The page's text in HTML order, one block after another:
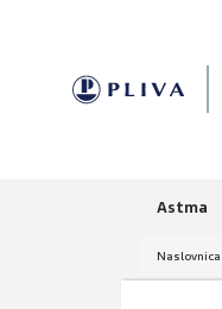
Astma
Naslovnica